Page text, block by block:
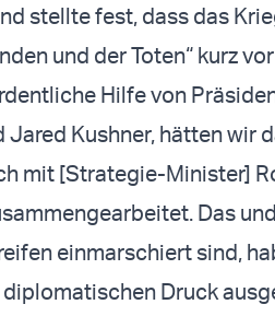
stellte fest, dass das
und der Toten“ kurz
Hilfe von
Kushner, hätten wir
mit [Strategie-Minister]
Das
einmarschiert sind,
Druck